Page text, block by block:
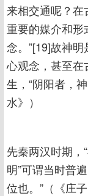
来相交通呢？
重要的媒介和形
念。”[19]故神
心观念，甚至
生，“阴阳者，
水》）
先秦两汉时期，
明”可谓当时普
位也。”（《庄